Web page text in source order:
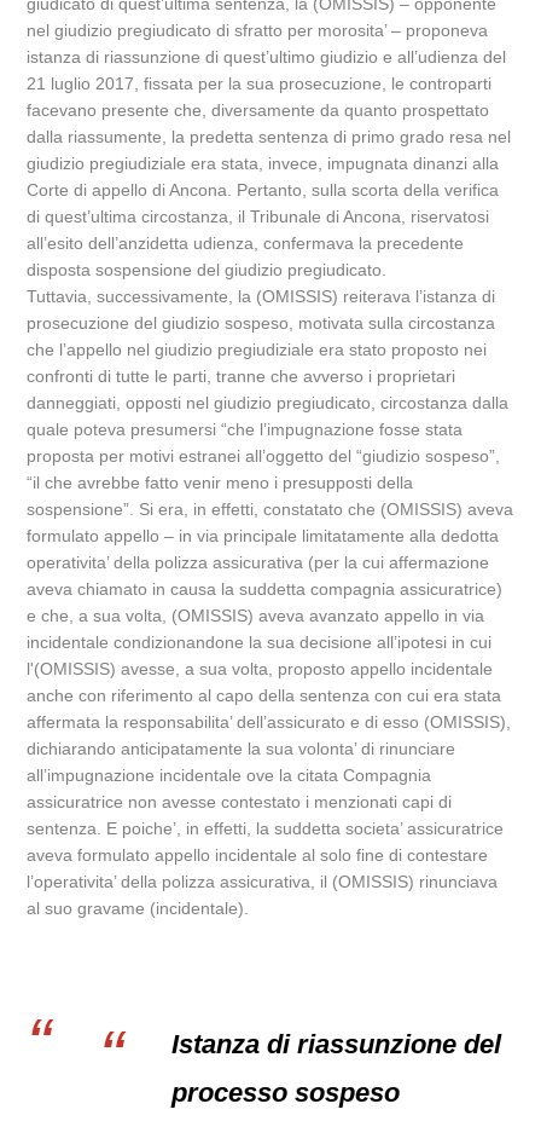
nel giudizio pregiudicato di sfratto per morosita’ – proponeva
istanza di riassunzione di quest’ultimo giudizio e all’udienza del
21 luglio 2017, fissata per la sua prosecuzione, le controparti
facevano presente che, diversamente da quanto prospettato
dalla riassumente, la predetta sentenza di primo grado resa nel
giudizio pregiudiziale era stata, invece, impugnata dinanzi alla
Corte di appello di Ancona. Pertanto, sulla scorta della verifica
di quest’ultima circostanza, il Tribunale di Ancona, riservatosi
all’esito dell’anzidetta udienza, confermava la precedente
disposta sospensione del giudizio pregiudicato.
Tuttavia, successivamente, la (OMISSIS) reiterava l’istanza di
prosecuzione del giudizio sospeso, motivata sulla circostanza
che l’appello nel giudizio pregiudiziale era stato proposto nei
confronti di tutte le parti, tranne che avverso i proprietari
danneggiati, opposti nel giudizio pregiudicato, circostanza dalla
quale poteva presumersi “che l’impugnazione fosse stata
proposta per motivi estranei all’oggetto del “giudizio sospeso”,
“il che avrebbe fatto venir meno i presupposti della
sospensione”. Si era, in effetti, constatato che (OMISSIS) aveva
formulato appello – in via principale limitatamente alla dedotta
operativita’ della polizza assicurativa (per la cui affermazione
aveva chiamato in causa la suddetta compagnia assicuratrice)
e che, a sua volta, (OMISSIS) aveva avanzato appello in via
incidentale condizionandone la sua decisione all’ipotesi in cui
l'(OMISSIS) avesse, a sua volta, proposto appello incidentale
anche con riferimento al capo della sentenza con cui era stata
affermata la responsabilita’ dell’assicurato e di esso (OMISSIS),
dichiarando anticipatamente la sua volonta’ di rinunciare
all’impugnazione incidentale ove la citata Compagnia
assicuratrice non avesse contestato i menzionati capi di
sentenza. E poiche’, in effetti, la suddetta societa’ assicuratrice
aveva formulato appello incidentale al solo fine di contestare
l’operativita’ della polizza assicurativa, il (OMISSIS) rinunciava
al suo gravame (incidentale).
Istanza di riassunzione del
processo sospeso